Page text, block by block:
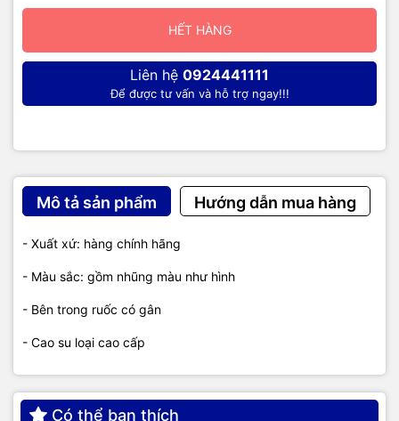
HẾT HÀNG
Liên hệ 0924441111
Để được tư vấn và hỗ trợ ngay!!!
Mô tả sản phẩm Hướng dẫn mua hàng
- Xuất xứ: hàng chính hãng
- Màu sắc: gồm nhũng màu như hình
- Bên trong ruốc có gân
- Cao su loại cao cấp
Có thể bạn thích